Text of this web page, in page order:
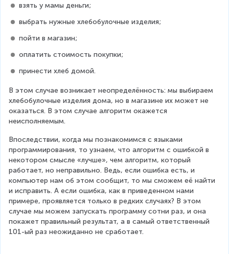
взять у мамы деньги;
выбрать нужные хлебобулочные изделия;
пойти в магазин;
оплатить стоимость покупки;
принести хлеб домой.
В этом случае возникает неопределённость: мы выбираем
хлебобулочные изделия дома, но в магазине их может не
оказаться. В этом случае алгоритм окажется
неисполняемым.
Впоследствии, когда мы познакомимся с языками
программирования, то узнаем, что алгоритм с ошибкой в
некотором смысле «лучше», чем алгоритм, который
работает, но неправильно. Ведь, если ошибка есть, и
компьютер нам об этом сообщит, то мы сможем её найти
и исправить. А если ошибка, как в приведенном нами
примере, проявляется только в редких случаях? В этом
случае мы можем запускать программу сотни раз, и она
покажет правильный результат, а в самый ответственный
101-ый раз неожиданно не сработает.